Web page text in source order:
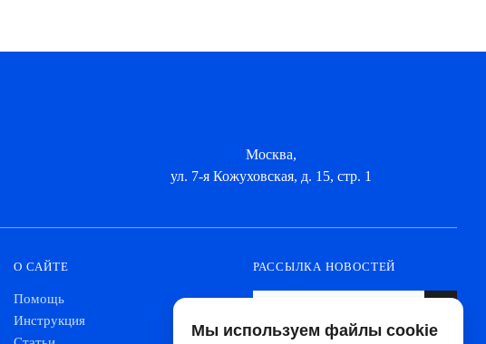
Москва,
ул. 7-я Кожуховская, д. 15, стр. 1
О САЙТЕ
Помощь
Инструкция
РАССЫЛКА НОВОСТЕЙ
Мы используем файлы cookie